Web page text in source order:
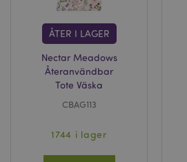
ÅTER I LAGER
Nectar Meadows
Återanvändbar
Tote Väska
CBAG113
1744 i lager